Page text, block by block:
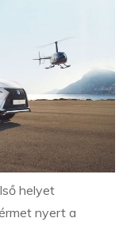
helyet
nyert a